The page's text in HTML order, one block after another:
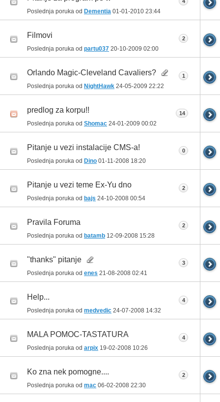
Poslednja poruka od Dementia 01-01-2010 23:44
Filmovi
Poslednja poruka od partu037 20-10-2009 02:00
2
Orlando Magic-Cleveland Cavaliers?
Poslednja poruka od NightHawk 24-05-2009 22:22
1
predlog za korpu!!
Poslednja poruka od Shomac 24-01-2009 00:02
14
Pitanje u vezi instalacije CMS-a!
Poslednja poruka od Dino 01-11-2008 18:20
0
Pitanje u vezi teme Ex-Yu dno
Poslednja poruka od bajs 24-10-2008 00:54
2
Pravila Foruma
Poslednja poruka od batamb 12-09-2008 15:28
2
"thanks" pitanje
Poslednja poruka od enes 21-08-2008 02:41
3
Help...
Poslednja poruka od medvedic 24-07-2008 14:32
4
MALA POMOC-TASTATURA
Poslednja poruka od arpix 19-02-2008 10:26
4
Ko zna nek pomogne....
Poslednja poruka od mac 06-02-2008 22:30
2